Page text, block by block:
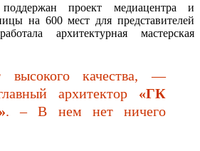
проект медиацентра и
на 600 мест для представителей
архитектурная мастерская
высокого качества, —
архитектор «ГК
. – В нем нет ничего